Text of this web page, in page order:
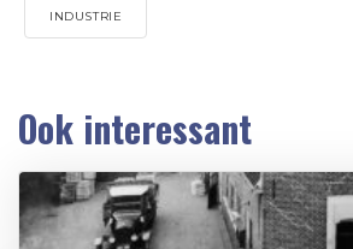
INDUSTRIE
Ook interessant